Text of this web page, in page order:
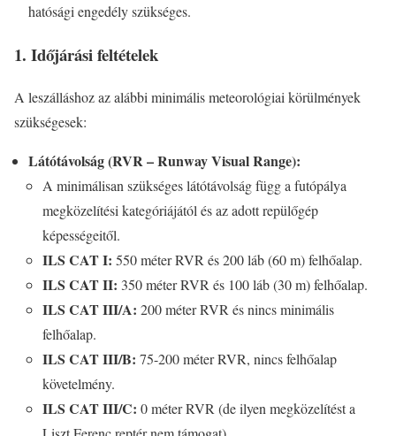
hatósági engedély szükséges.
1. Időjárási feltételek
A leszálláshoz az alábbi minimális meteorológiai körülmények
szükségesek:
Látótávolság (RVR – Runway Visual Range):
A minimálisan szükséges látótávolság függ a futópálya
megközelítési kategóriájától és az adott repülőgép
képességeitől.
ILS CAT I: 550 méter RVR és 200 láb (60 m) felhőalap.
ILS CAT II: 350 méter RVR és 100 láb (30 m) felhőalap.
ILS CAT III/A: 200 méter RVR és nincs minimális
felhőalap.
ILS CAT III/B: 75-200 méter RVR, nincs felhőalap
követelmény.
ILS CAT III/C: 0 méter RVR (de ilyen megközelítést a